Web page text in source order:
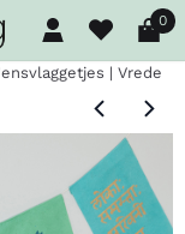
instellingen of sta0
| Vrede